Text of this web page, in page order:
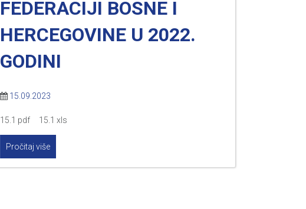
FEDERACIJI BOSNE I
HERCEGOVINE U 2022.
GODINI
15.09.2023
15.1 pdf 15.1 xls
Pročitaj više